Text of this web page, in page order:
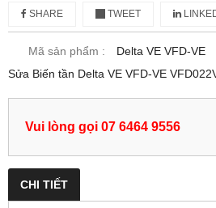
SHARE TWEET
Mã sản phẩm :
Delta VE VFD-VE
Sửa Biến tần Delta VE VFD-VE
Vui lòng gọi 07 6464 9556
CHI TIẾT